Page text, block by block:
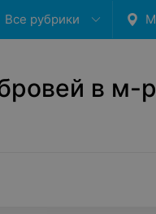
Все рубрики
в м-